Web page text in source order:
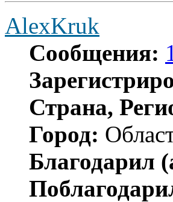
AlexKruk
Сообщения:
Страна,
Город:
Благодарил